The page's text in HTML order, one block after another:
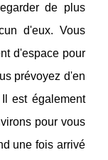
de plus
d'eux. Vous
d'espace pour
prévoyez d'en
est également
pour vous
une fois arrivé